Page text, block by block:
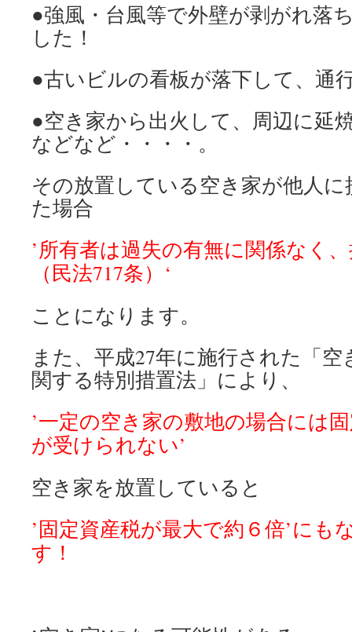
●強風・台風等で外壁が剥がれ落
した！
●古いビルの看板が落下して、通
●空き家から出火して、周
などなど・・・・。
その放置している空き家が他人
た場合
’所有者は過失の有無に関係なく
（民法717条）‘
ことになります。
また、平成27年に施行された「
関する特別措置法」により、
’一定の空き家の敷地の場合には
が受けられない’
空き家を放置していると
’固定資産税が最大で約６倍’にも
す！